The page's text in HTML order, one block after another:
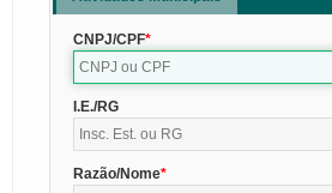
CNPJ/CPF
I.E./RG
Razão/Nome